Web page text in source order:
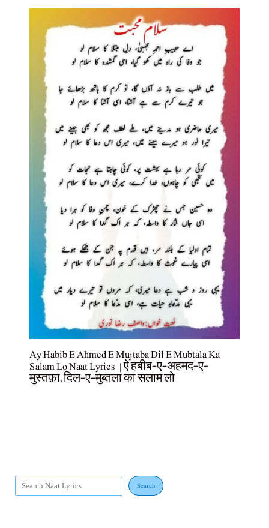
Ay Habib E Ahmed E Mujtaba Dil E Mubtala Ka
Salam Lo Naat Lyrics || ऐ हबीब-ए-अहमद-ए-
मुस्तफ़ा, दिल-ए-मुब्तला का सलाम लो
Search